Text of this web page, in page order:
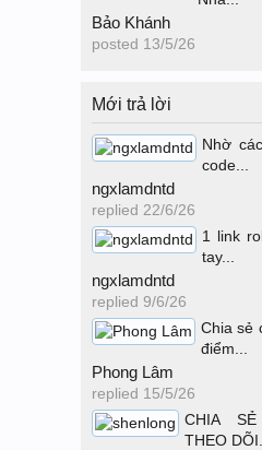
Bảo Khánh
posted 13/5/26
Mới trả lời
Nhờ
code...
ngxlamdntd
replied 22/6/26
1 link
tay...
ngxlamdntd
replied 9/6/26
Chia sẻ
điểm...
Phong Lâm
replied 15/5/26
CHIA
THEO DÕI...